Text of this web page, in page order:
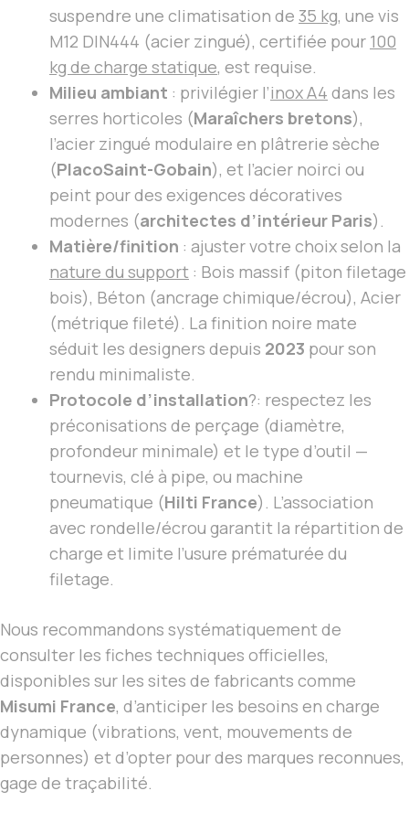
suspendre une climatisation de 35 kg, une vis
M12 DIN444 (acier zingué), certifiée pour 100
kg de charge statique, est requise.
Milieu ambiant : privilégier l’inox A4 dans les
serres horticoles (Maraîchers bretons),
l’acier zingué modulaire en plâtrerie sèche
(PlacoSaint-Gobain), et l’acier noirci ou
peint pour des exigences décoratives
modernes (architectes d’intérieur Paris).
Matière/finition : ajuster votre choix selon la
nature du support : Bois massif (piton filetage
bois), Béton (ancrage chimique/écrou), Acier
(métrique fileté). La finition noire mate
séduit les designers depuis 2023 pour son
rendu minimaliste.
Protocole d’installation?: respectez les
préconisations de perçage (diamètre,
profondeur minimale) et le type d’outil —
tournevis, clé à pipe, ou machine
pneumatique (Hilti France). L’association
avec rondelle/écrou garantit la répartition de
charge et limite l’usure prématurée du
filetage.
Nous recommandons systématiquement de
consulter les fiches techniques officielles,
disponibles sur les sites de fabricants comme
Misumi France, d’anticiper les besoins en charge
dynamique (vibrations, vent, mouvements de
personnes) et d’opter pour des marques reconnues,
gage de traçabilité.